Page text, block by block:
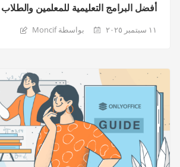
أفضل البرامج التعليمية للمعلمين والطلاب
١١ سبتمبر ٢٠٢٥ بواسطة Moncif